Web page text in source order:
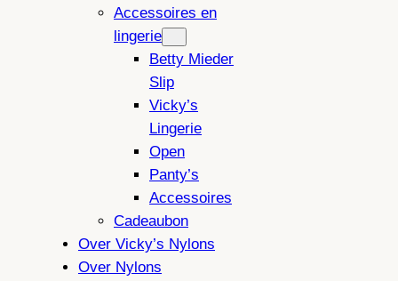
Accessoires en
lingerie
Betty Mieder
Slip
Vicky’s
Lingerie
Open
Panty’s
Accessoires
Cadeaubon
Over Vicky’s Nylons
Over Nylons